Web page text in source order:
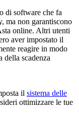
di software che fa
ma non garantiscono
online. Altri utenti
aver impostato il
reagire in modo
della scadenza
il sistema delle
ottimizzare le tue